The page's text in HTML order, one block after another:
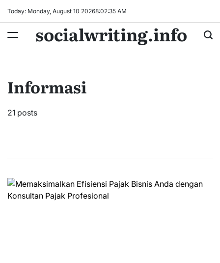
Today: Monday, August 10 20268:02:36 AM
socialwriting.info
Informasi
21 posts